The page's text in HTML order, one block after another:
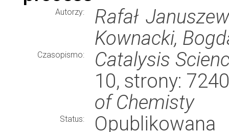
Autorzy:
Rafał
Kownacki,
Czasopismo:
Catalysis
10, strony:
of Chemisty
Status: Opublikowana